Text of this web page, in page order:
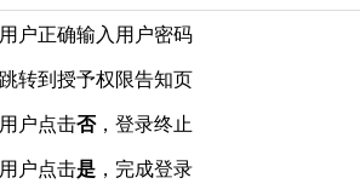
用户正确输入用户密码
跳转到授予权限告知页
用户点击否，登录终止
用户点击是 ，完成登录